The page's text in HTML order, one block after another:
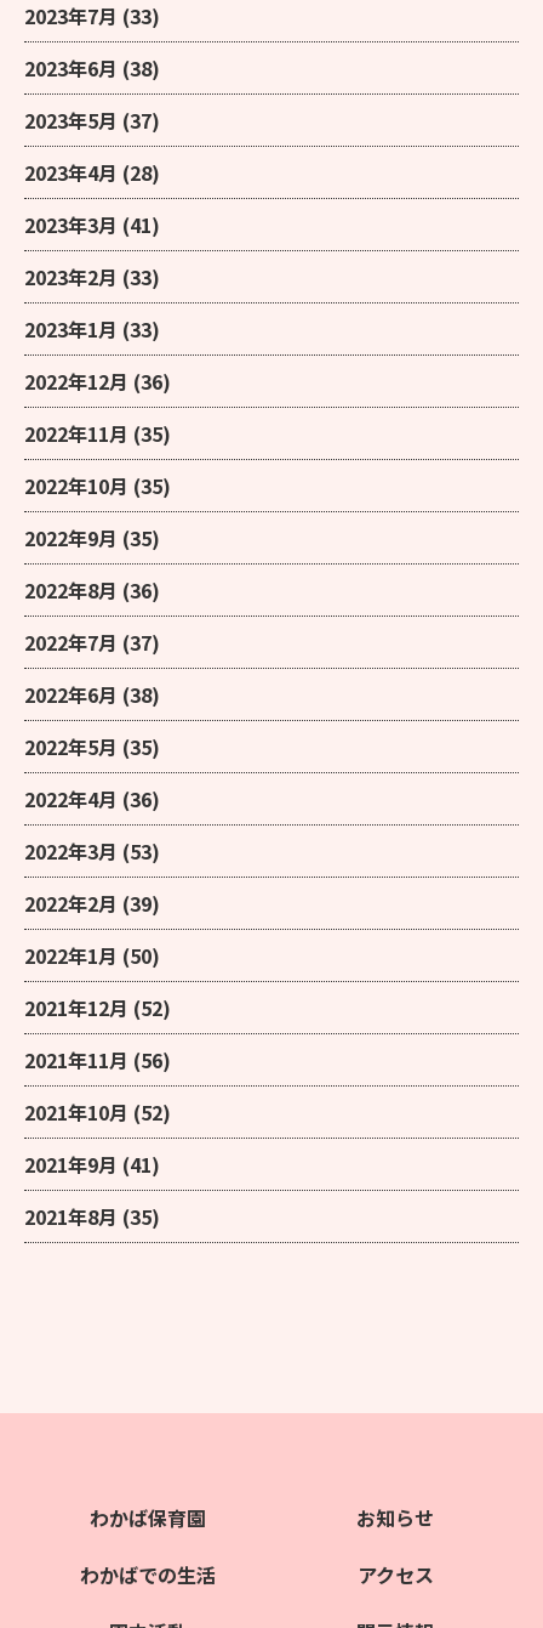
2023年7月 (33)
2023年6月 (38)
2023年5月 (37)
2023年4月 (28)
2023年3月 (41)
2023年2月 (33)
2023年1月 (33)
2022年12月 (36)
2022年11月 (35)
2022年10月 (35)
2022年9月 (35)
2022年8月 (36)
2022年7月 (37)
2022年6月 (38)
2022年5月 (35)
2022年4月 (36)
2022年3月 (53)
2022年2月 (39)
2022年1月 (50)
2021年12月 (52)
2021年11月 (56)
2021年10月 (52)
2021年9月 (41)
2021年8月 (35)
わかば保育園
わかばでの生活
お知らせ
アクセス